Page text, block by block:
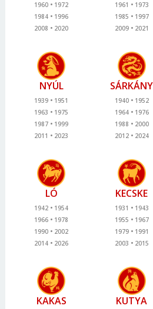
1960
1972
1984
1996
2008
2020
1961
1973
1985
1997
2009
2021
NYÚL
1939
1951
1963
1975
1987
1999
2011
2023
SÁRKÁNY
1940
1952
1964
1976
1988
2000
2012
2024
LÓ
1942
1954
1966
1978
1990
2002
2014
2026
KECSKE
1931
1943
1955
1967
1979
1991
2003
2015
KAKAS KUTYA